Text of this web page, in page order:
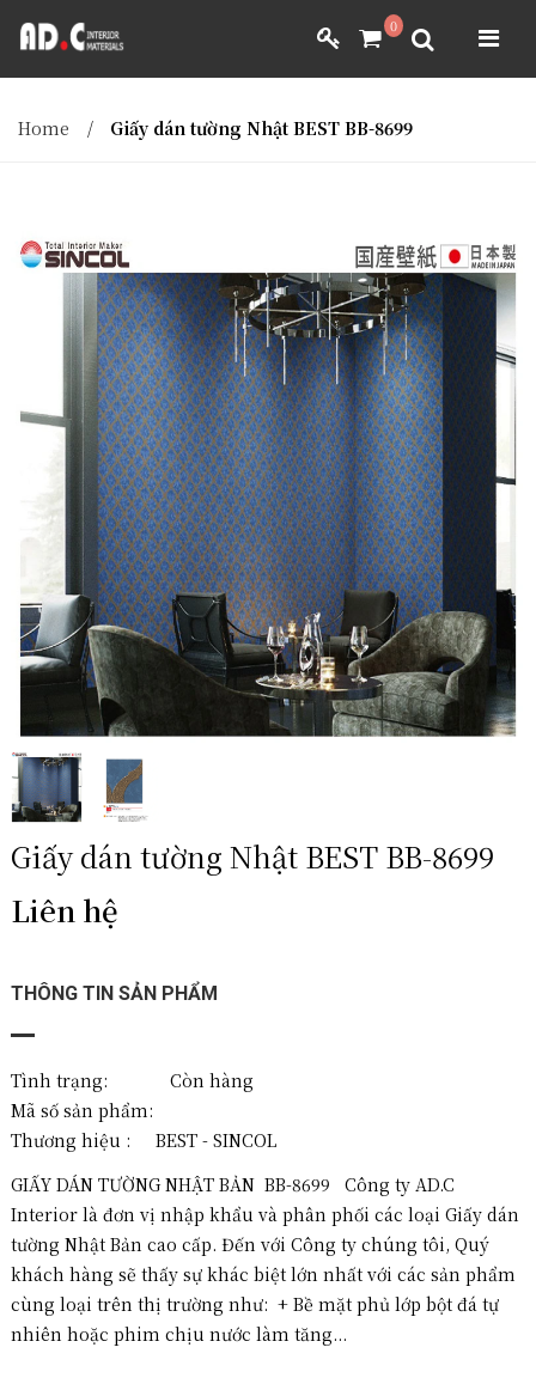
0
GIẤY DÁN TƯỜNG NHẬT BẢN
MÀNH RÈM NHẬT BẢN VẢI BỌC NỘI THẤT
DÀNH CHO ĐẠI LÝ
YÊU CẦU BÁO GIÁ
ADC INTERIOR
GIẤY DÁN TƯỜNG NHẬT BẢN
MÀNH RÈM NHẬT BẢN
VẢI BỌC NỘI THẤT
DÀNH CHO ĐẠI LÝ
YÊU CẦU BÁO GIÁ
Home / Giấy dán tường Nhật BEST BB-8699
Giấy dán tường Nhật BEST BB-8699
Liên hệ
THÔNG TIN SẢN PHẨM
Tình trạng: Còn hàng
Mã số sản phẩm:
Thương hiệu :
BEST - SINCOL
GIẤY DÁN TƯỜNG NHẬT BẢN BB-8699 Công ty AD.C
Interior là đơn vị nhập khẩu và phân phối các loại Giấy dán
tường Nhật Bản cao cấp. Đến với Công ty chúng tôi, Quý
khách hàng sẽ thấy sự khác biệt lớn nhất với các sản phẩm
cùng loại trên thị trường như: + Bề mặt phủ lớp bột đá tự
nhiên hoặc phim chịu nước làm tăng...